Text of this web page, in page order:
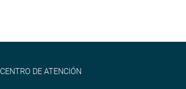
CENTRO DE ATENCIÓN